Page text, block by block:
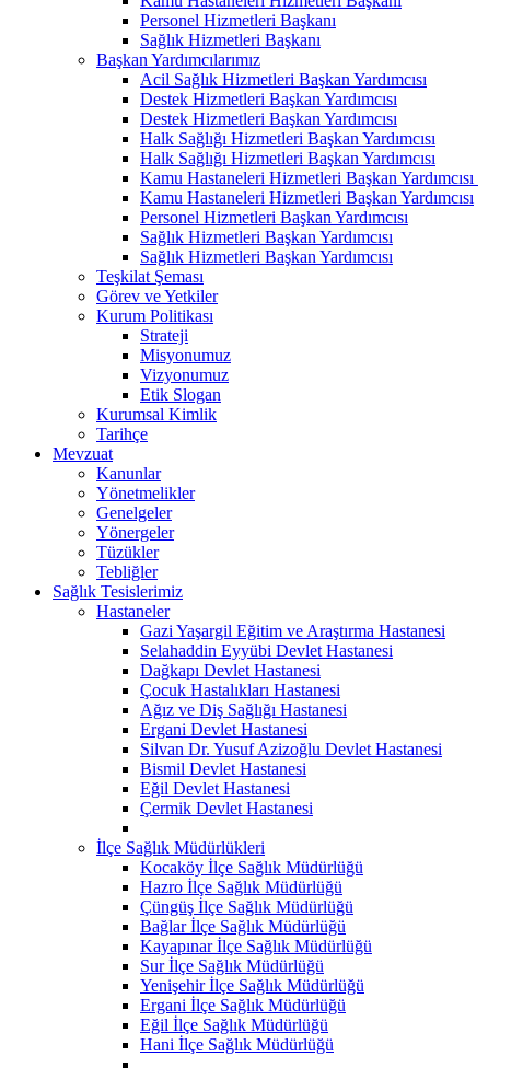
Personel Hizmetleri Başkanı
Sağlık Hizmetleri Başkanı
Başkan Yardımcılarımız
Acil Sağlık Hizmetleri Başkan Yardımcısı
Destek Hizmetleri Başkan Yardımcısı
Destek Hizmetleri Başkan Yardımcısı
Halk Sağlığı Hizmetleri Başkan Yardımcısı
Halk Sağlığı Hizmetleri Başkan Yardımcısı
Kamu Hastaneleri Hizmetleri Başkan Yardımcısı ​
Kamu Hastaneleri Hizmetleri Başkan Yardımcısı
Personel Hizmetleri Başkan Yardımcısı
Sağlık Hizmetleri Başkan Yardımcısı
Sağlık Hizmetleri Başkan Yardımcısı
Teşkilat Şeması
Görev ve Yetkiler
Kurum Politikası
Strateji
Misyonumuz
Vizyonumuz
Etik Slogan
Kurumsal Kimlik
Tarihçe
Mevzuat
Kanunlar
Yönetmelikler
Genelgeler
Yönergeler
Tüzükler
Tebliğler
Sağlık Tesislerimiz
Hastaneler
Gazi Yaşargil Eğitim ve Araştırma Hastanesi
Selahaddin Eyyübi Devlet Hastanesi
Dağkapı Devlet Hastanesi
Çocuk Hastalıkları Hastanesi
Ağız ve Diş Sağlığı Hastanesi
Ergani Devlet Hastanesi
Silvan Dr. Yusuf Azizoğlu Devlet Hastanesi
Bismil Devlet Hastanesi
Eğil Devlet Hastanesi
Çermik Devlet Hastanesi
İlçe Sağlık Müdürlükleri
Kocaköy İlçe Sağlık Müdürlüğü
Hazro İlçe Sağlık Müdürlüğü
Çüngüş İlçe Sağlık Müdürlüğü
Bağlar İlçe Sağlık Müdürlüğü
Kayapınar İlçe Sağlık Müdürlüğü
Sur İlçe Sağlık Müdürlüğü
Yenişehir İlçe Sağlık Müdürlüğü
Ergani İlçe Sağlık Müdürlüğü
Eğil İlçe Sağlık Müdürlüğü
Hani İlçe Sağlık Müdürlüğü